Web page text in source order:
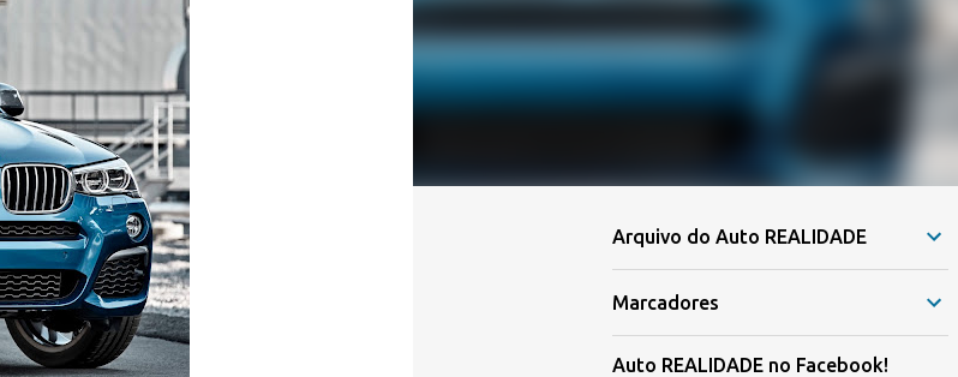
Arquivo do Auto REALIDADE
Marcadores
Auto REALIDADE no Facebook!